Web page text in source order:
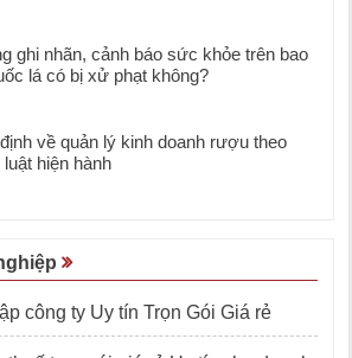
ghi nhãn, cảnh báo sức khỏe trên bao
lá có bị xử phạt không?
về quản lý kinh doanh rượu theo
luật hiện hành
công ty Uy tín Trọn Gói Giá rẻ